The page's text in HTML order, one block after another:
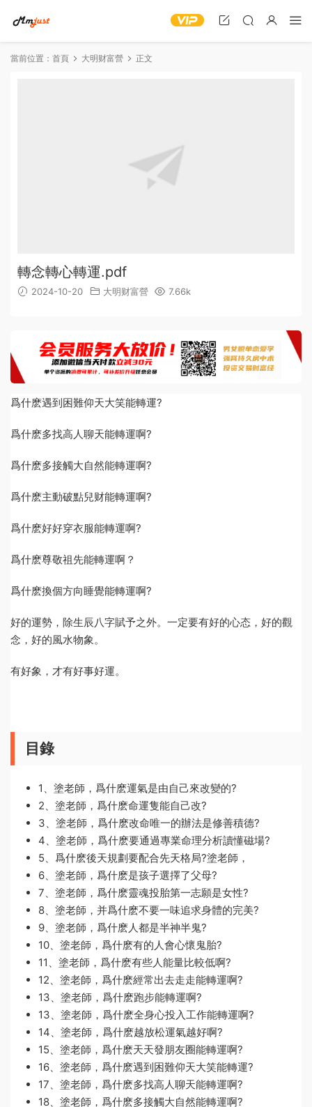
當前位置： 首頁 大明财富營 正文
轉念轉心轉運.pdf
2024-10-20 大明财富營 7.66k
​爲什麽遇到困難仰天大笑能轉運?
爲什麽多找高人聊天能轉運啊?
爲什麽多接觸大自然能轉運啊?
爲什麽主動破點兒财能轉運啊?
爲什麽好好穿衣服能轉運啊?
爲什麽尊敬祖先能轉運啊？
爲什麽換個方向睡覺能轉運啊?
好的運勢，除生辰八字賦予之外。一定要有好的心态，好的觀
念，好的風水物象。
有好象，才有好事好運。
目錄
1、塗老師，爲什麽運氣是由自己來改變的?
2、塗老師，爲什麽命運隻能自己改?
3、塗老師，爲什麽改命唯一的辦法是修善積德?
4、塗老師，爲什麽要通過專業命理分析讀懂磁場?
5、爲什麽後天規劃要配合先天格局?塗老師，
6、塗老師，爲什麽是孩子選擇了父母?
7、塗老師，爲什麽靈魂投胎第一志願是女性?
8、塗老師，并爲什麽不要一味追求身體的完美?
9、塗老師，爲什麽人都是半神半鬼?
10、塗老師，爲什麽有的人會心懷鬼胎?
11、塗老師，爲什麽有些人能量比較低啊?
12、塗老師，爲什麽經常出去走走能轉運啊?
13、塗老師，爲什麽跑步能轉運啊?
13、塗老師，爲什麽全身心投入工作能轉運啊?
14、塗老師，爲什麽越放松運氣越好啊?
15、塗老師，爲什麽天天發朋友圈能轉運啊?
16、塗老師，爲什麽遇到困難仰天大笑能轉運?
17、塗老師，爲什麽多找高人聊天能轉運啊?
18、塗老師，爲什麽多接觸大自然能轉運啊?